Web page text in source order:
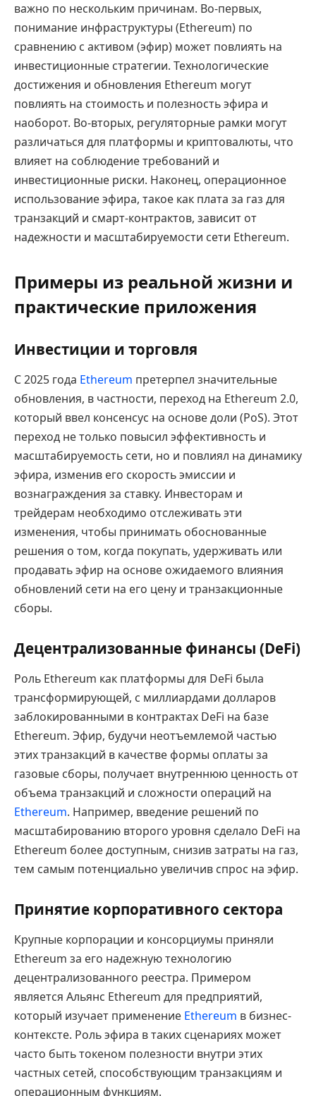
важно по нескольким причинам. Во-первых,
понимание инфраструктуры (Ethereum) по
сравнению с активом (эфир) может повлиять на
инвестиционные стратегии. Технологические
достижения и обновления Ethereum могут
повлиять на стоимость и полезность эфира и
наоборот. Во-вторых, регуляторные рамки могут
различаться для платформы и криптовалюты, что
влияет на соблюдение требований и
инвестиционные риски. Наконец, операционное
использование эфира, такое как плата за газ для
транзакций и смарт-контрактов, зависит от
надежности и масштабируемости сети Ethereum.
Примеры из реальной жизни и
практические приложения
Инвестиции и торговля
С 2025 года Ethereum претерпел значительные
обновления, в частности, переход на Ethereum 2.0,
который ввел консенсус на основе доли (PoS). Этот
переход не только повысил эффективность и
масштабируемость сети, но и повлиял на динамику
эфира, изменив его скорость эмиссии и
вознаграждения за ставку. Инвесторам и
трейдерам необходимо отслеживать эти
изменения, чтобы принимать обоснованные
решения о том, когда покупать, удерживать или
продавать эфир на основе ожидаемого влияния
обновлений сети на его цену и транзакционные
сборы.
Децентрализованные финансы (DeFi)
Роль Ethereum как платформы для DeFi была
трансформирующей, с миллиардами долларов
заблокированными в контрактах DeFi на базе
Ethereum. Эфир, будучи неотъемлемой частью
этих транзакций в качестве формы оплаты за
газовые сборы, получает внутреннюю ценность от
объема транзакций и сложности операций на
Ethereum. Например, введение решений по
масштабированию второго уровня сделало DeFi на
Ethereum более доступным, снизив затраты на газ,
тем самым потенциально увеличив спрос на эфир.
Принятие корпоративного сектора
Крупные корпорации и консорциумы приняли
Ethereum за его надежную технологию
децентрализованного реестра. Примером
является Альянс Ethereum для предприятий,
который изучает применение Ethereum в бизнес-
контексте. Роль эфира в таких сценариях может
часто быть токеном полезности внутри этих
частных сетей, способствующим транзакциям и
операционным функциям.